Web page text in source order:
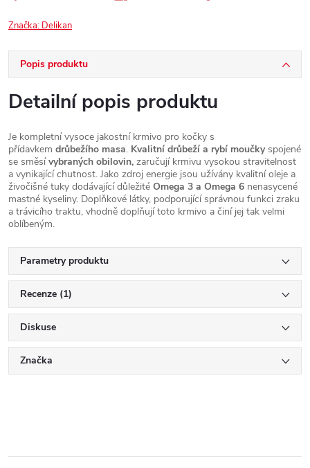
Značka: Delikan
Popis produktu
Detailní popis produktu
Je kompletní vysoce jakostní krmivo pro kočky s
přídavkem drůbežího masa. Kvalitní drůbeží a rybí moučkyspojené
se směsívybraných obilovin, zaručují krmivu vysokou stravitelnost
a vynikající chutnost. Jako zdroj energie jsou užívány kvalitní oleje a
živočišné tuky dodávající důležité Omega 3 a Omega 6 nenasycené
mastné kyseliny. Doplňkové látky, podporující správnou funkci zraku
a trávicího traktu, vhodně doplňují toto krmivo a činí jej tak velmi
oblíbeným.
Parametry produktu
Recenze (1)
Diskuse
Značka